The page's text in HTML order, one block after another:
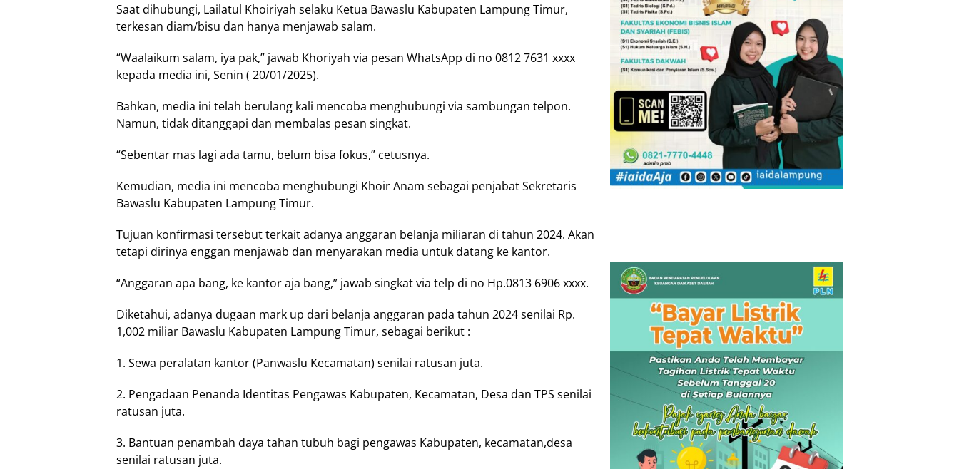
Saat dihubungi, Lailatul Khoiriyah selaku Ketua Bawaslu Kabupaten Lampung Timur,
terkesan diam/bisu dan hanya menjawab salam.
“Waalaikum salam, iya pak,” jawab Khoriyah via pesan WhatsApp di no 0812 7631 xxxx
kepada media ini, Senin ( 20/01/2025).
Bahkan, media ini telah berulang kali mencoba menghubungi via sambungan telpon.
Namun, tidak ditanggapi dan membalas pesan singkat.
“Sebentar mas lagi ada tamu, belum bisa fokus,” cetusnya.
Kemudian, media ini mencoba menghubungi Khoir Anam sebagai penjabat Sekretaris
Bawaslu Kabupaten Lampung Timur.
Tujuan konfirmasi tersebut terkait adanya anggaran belanja miliaran di tahun 2024. Akan
tetapi dirinya enggan menjawab dan menyarakan media untuk datang ke kantor.
“Anggaran apa bang, ke kantor aja bang,” jawab singkat via telp di no Hp.0813 6906 xxxx.
Diketahui, adanya dugaan mark up dari belanja anggaran pada tahun 2024 senilai Rp.
1,002 miliar Bawaslu Kabupaten Lampung Timur, sebagai berikut :
1. Sewa peralatan kantor (Panwaslu Kecamatan) senilai ratusan juta.
2. Pengadaan Penanda Identitas Pengawas Kabupaten, Kecamatan, Desa dan TPS senilai
ratusan juta.
3. Bantuan penambah daya tahan tubuh bagi pengawas Kabupaten, kecamatan,desa
senilai ratusan juta.